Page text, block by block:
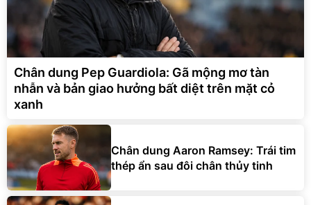
Chân dung Pep Guardiola: Gã mộng mơ tàn
nhẫn và bản giao hưởng bất diệt trên mặt cỏ
xanh
Chân dung Aaron Ramsey: Trái tim
thép ẩn sau đôi chân thủy tinh